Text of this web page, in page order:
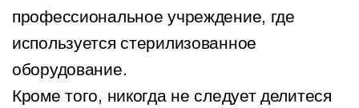
профессиональное учреждение, где
используется стерилизованное
оборудование.
Кроме того, никогда не следует делитеся